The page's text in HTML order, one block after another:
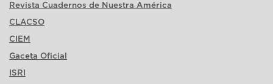
Revista Cuadernos de Nuestra América
CLACSO
CIEM
Gaceta Oficial
ISRI